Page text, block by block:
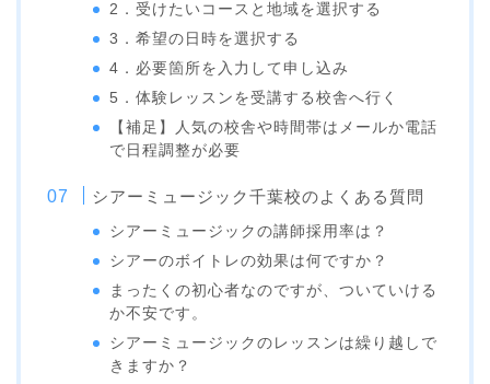
2．受けたいコースと地域を選択する
3．希望の日時を選択する
4．必要箇所を入力して申し込み
5．体験レッスンを受講する校舎へ行く
【補足】人気の校舎や時間帯はメールか電話
で日程調整が必要
シアーミュージック千葉校のよくある質問
シアーミュージックの講師採用率は？
シアーのボイトレの効果は何ですか？
まったくの初心者なのですが、ついていける
か不安です。
シアーミュージックのレッスンは繰り越しで
きますか？